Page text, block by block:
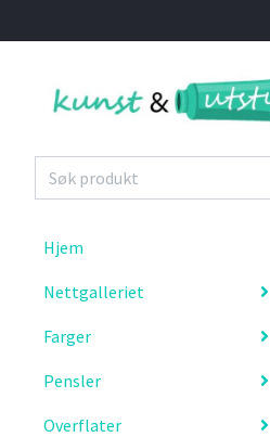
Hjem
Nettgalleriet
Farger
Pensler
Overflater